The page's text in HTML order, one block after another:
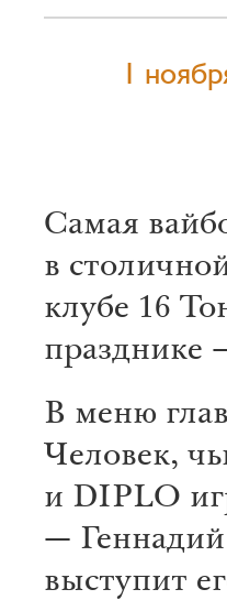
1
Cамая
в
клубе 16
празднике
В меню
Человек,
и DIPLO
—
выступит